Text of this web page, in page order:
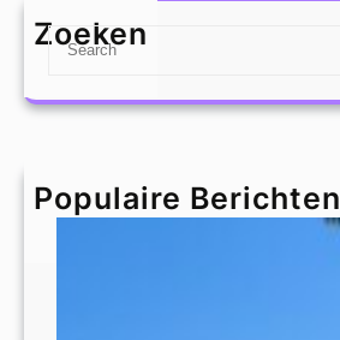
Zoeken
S
a
h
Populaire Berichten